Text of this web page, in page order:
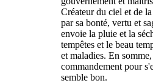
Créateur du ciel et de
par sa bonté, vertu et
envoie la pluie et la
tempêtes et le beau
et maladies. En
commandement pour
semble bon.